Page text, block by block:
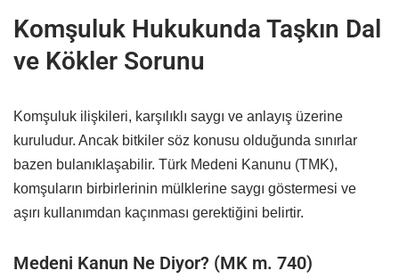
Komşuluk Hukukunda Taşkın Dal
ve Kökler Sorunu
Komşuluk ilişkileri, karşılıklı saygı ve anlayış üzerine
kuruludur. Ancak bitkiler söz konusu olduğunda sınırlar
bazen bulanıklaşabilir. Türk Medeni Kanunu (TMK),
komşuların birbirlerinin mülklerine saygı göstermesi ve
aşırı kullanımdan kaçınması gerektiğini belirtir.
Medeni Kanun Ne Diyor? (MK m. 740)